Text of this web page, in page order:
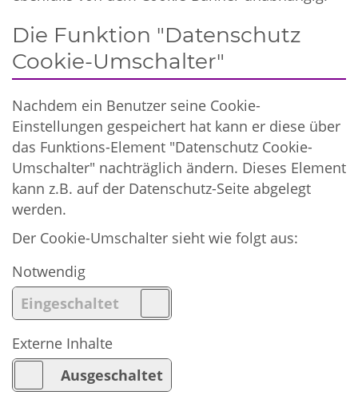
Die Funktion "Datenschutz
Cookie-Umschalter"
Nachdem ein Benutzer seine Cookie-
Einstellungen gespeichert hat kann er diese über
das Funktions-Element "Datenschutz Cookie-
Umschalter" nachträglich ändern. Dieses Element
kann z.B. auf der Datenschutz-Seite abgelegt
werden.
Der Cookie-Umschalter sieht wie folgt aus:
Notwendig
Externe Inhalte